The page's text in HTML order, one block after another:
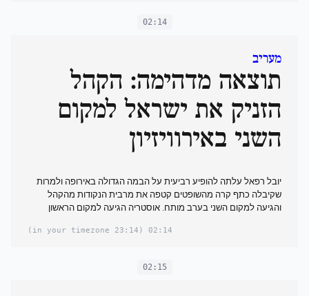
02:14
מעריב
תוצאה מדהימה: הקהל
הזניק את ישראל למקום
השני באירוויזיון
יובל רפאל עלתה להופיע רביעית על הבמה הגדולה באירופה ולמרות
שקיבלה כתף קרה מהשופטים קטפה את מרבית הנקודות מהקהל
והגיעה למקום השני בערב מותח. אוסטריה הגיעה למקום הראשון
02:14
(23:14 in your timezone)
02:15